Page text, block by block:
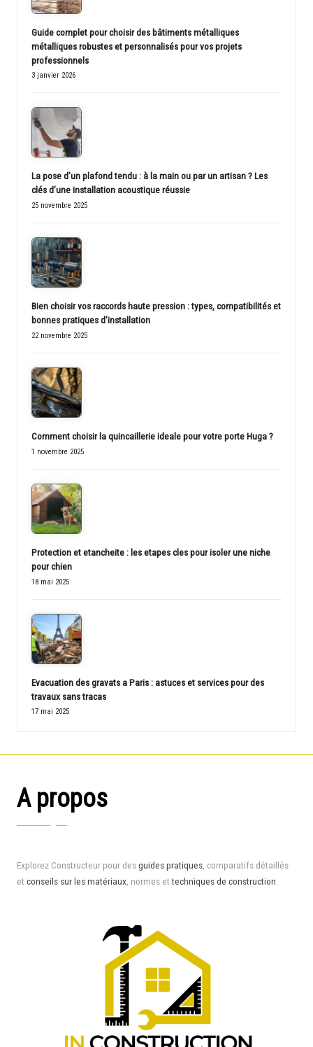
Guide complet pour choisir des bâtiments métalliques
métalliques robustes et personnalisés pour vos projets
professionnels
3 janvier 2026
La pose d’un plafond tendu : à la main ou par un artisan ? Les
clés d’une installation acoustique réussie
25 novembre 2025
Bien choisir vos raccords haute pression : types, compatibilités et
bonnes pratiques d’installation
22 novembre 2025
Comment choisir la quincaillerie ideale pour votre porte Huga ?
1 novembre 2025
Protection et etancheite : les etapes cles pour isoler une niche
pour chien
18 mai 2025
Evacuation des gravats a Paris : astuces et services pour des
travaux sans tracas
17 mai 2025
A propos
Explorez Constructeur pour desguides pratiques , comparatifs détaillés
et conseils sur les matériaux , normes ettechniques de construction